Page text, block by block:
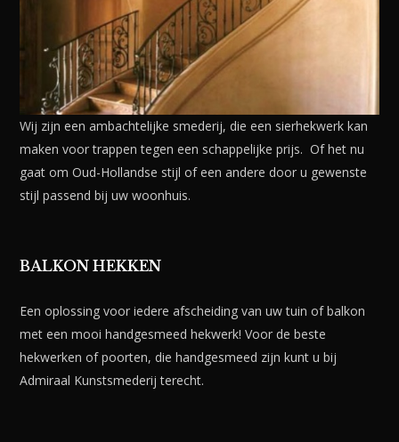
Wij zijn een ambachtelijke smederij, die een sierhekwerk kan
maken voor trappen tegen een schappelijke prijs. Of het nu
gaat om Oud-Hollandse stijl of een andere door u gewenste
stijl passend bij uw woonhuis.
BALKON HEKKEN
Een oplossing voor iedere afscheiding van uw tuin of balkon
met een mooi handgesmeed hekwerk! Voor de beste
hekwerken of poorten, die handgesmeed zijn kunt u bij
Admiraal Kunstsmederij terecht.